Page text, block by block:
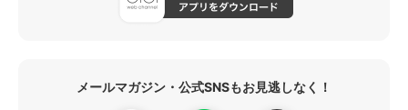
メールマガジン・公式SNSもお見逃しなく！